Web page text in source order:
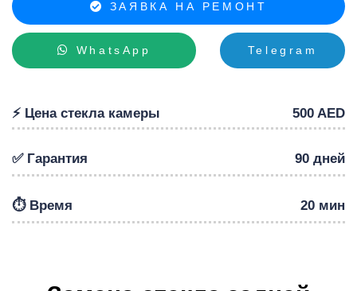
ЗАЯВКА НА РЕМОНТ
WhatsApp Telegram
⚡️ Цена стекла камеры 500 AED
✅ Гарантия 90 дней
⏱️ Время 20 мин